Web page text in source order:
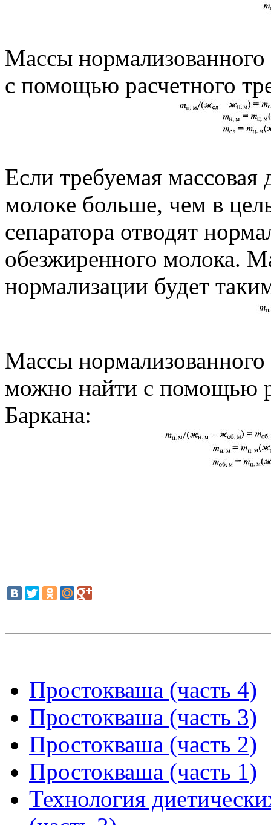
Массы
с помощью расчетного
Если требуемая
молоке больше, чем в
сепаратора отводят
обезжиренного молока.
нормализации будет
Массы
можно найти с помощью
Баркана:
Простокваша (часть 4)
Простокваша (часть 3)
Простокваша (часть 2)
Простокваша (часть 1)
Технология